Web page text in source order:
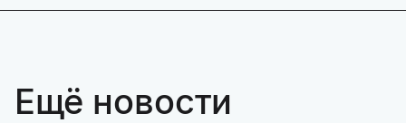
Ещё новости